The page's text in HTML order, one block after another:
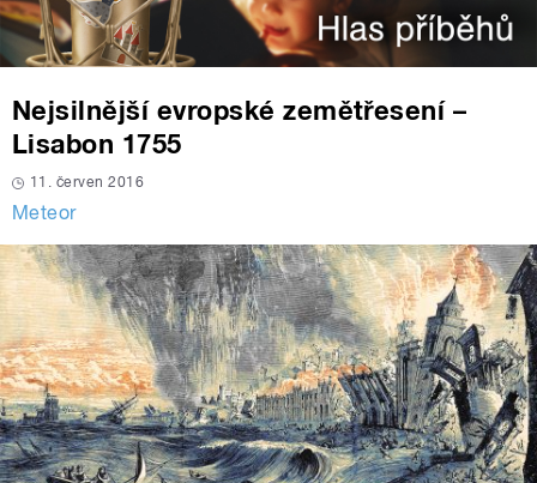
Nejsilnější evropské zemětřesení –
Lisabon 1755
11. červen 2016
Meteor